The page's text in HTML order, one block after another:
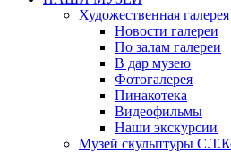
Художественная галерея
Новости галереи
По залам галереи
В дар музею
Фотогалерея
Пинакотека
Видеофильмы
Наши экскурсии
Музей скульптуры